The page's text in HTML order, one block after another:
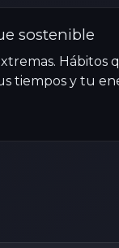
sostenible
Hábitos
tiempos y tu